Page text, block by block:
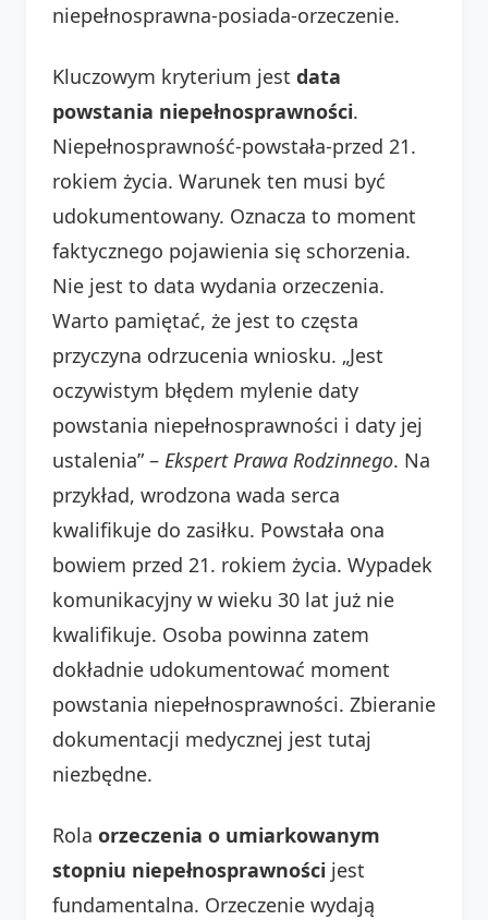
niepełnosprawna-posiada-orzeczenie.
Kluczowym kryterium jest data
powstania niepełnosprawności.
Niepełnosprawność-powstała-przed 21.
rokiem życia. Warunek ten musi być
udokumentowany. Oznacza to moment
faktycznego pojawienia się schorzenia.
Nie jest to data wydania orzeczenia.
Warto pamiętać, że jest to częsta
przyczyna odrzucenia wniosku. „Jest
oczywistym błędem mylenie daty
powstania niepełnosprawności i daty jej
ustalenia” – Ekspert Prawa Rodzinnego. Na
przykład, wrodzona wada serca
kwalifikuje do zasiłku. Powstała ona
bowiem przed 21. rokiem życia. Wypadek
komunikacyjny w wieku 30 lat już nie
kwalifikuje. Osoba powinna zatem
dokładnie udokumentować moment
powstania niepełnosprawności. Zbieranie
dokumentacji medycznej jest tutaj
niezbędne.
Rola orzeczenia o umiarkowanym
stopniu niepełnosprawności jest
fundamentalna. Orzeczenie wydają